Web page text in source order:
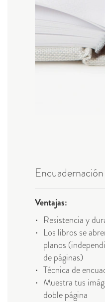
Ventajas:
Resistencia y
Los libros se
planos
de páginas)
Técnica de
Muestra tus
doble página